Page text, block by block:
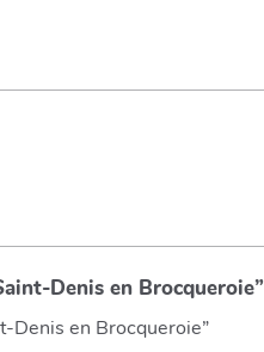
Denis en Brocqueroie”
Denis en Brocqueroie”